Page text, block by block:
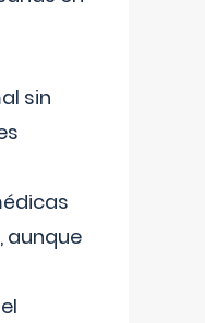
sin
aunque